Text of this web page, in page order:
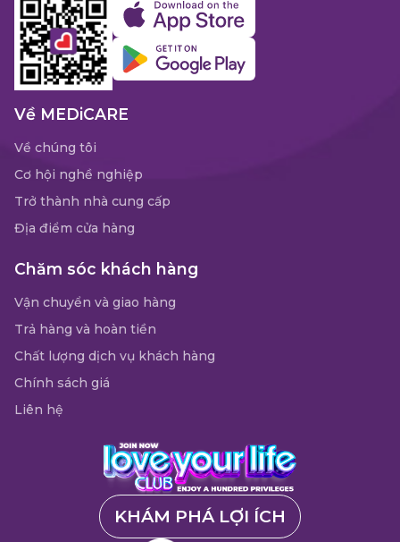
Về MEDiCARE
Về chúng tôi
Cơ hội nghề nghiệp
Trở thành nhà cung cấp
Địa điểm cửa hàng
Chăm sóc khách hàng
Vận chuyển và giao hàng
Trả hàng và hoàn tiền
Chất lượng dịch vụ khách hàng
Chính sách giá
Liên hệ
KHÁM PHÁ LỢI ÍCH